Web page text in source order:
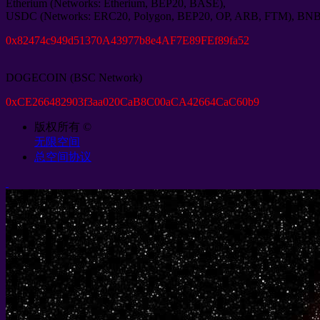
Etherium ( Networks: Etherium, BEP20, BASE),
USDC (Networks: ERC20, Polygon, BEP20, OP, ARB, FTM),
0x82474c949d51370A43977b8e4AF7E89FEf89fa52
DOGECOIN (BSC Network)
0xCE266482903f3aa020CaB8C00aCA42664CaC60b9
版权所有 ©
无限空间
总空间协议